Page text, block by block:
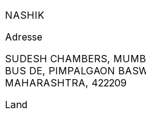
NASHIK
Adresse
SUDESH CHAMBERS,
BUS DE, PIMPALGAON
MAHARASHTRA, 422209
Land